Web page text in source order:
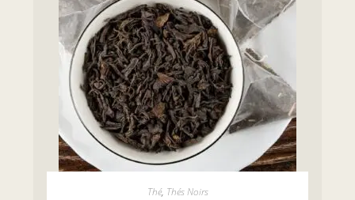
AJOUTER AU PANIER
Thé, Thés Noirs